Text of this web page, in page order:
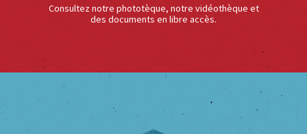
Consultez notre phototèque, notre vidéothèque et
des documents en libre accès.